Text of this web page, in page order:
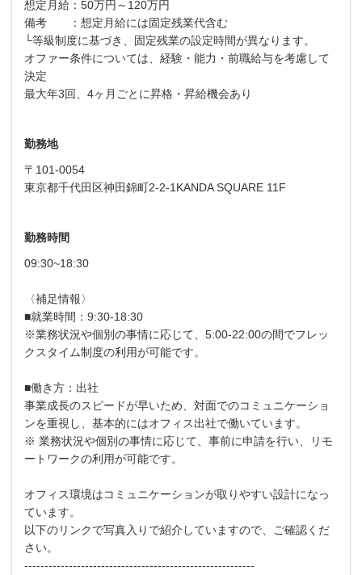
想定月給：50万円～120万円
備考 ：想定月給には固定残業代含む
└等級制度に基づき、固定残業の設定時間が異なります。
オファー条件については、経験・能力・前職給与を考慮して
決定
最大年3回、4ヶ月ごとに昇格・昇給機会あり
勤務地
〒101-0054
東京都千代田区神田錦町2-2-1KANDA SQUARE 11F
勤務時間
09:30~18:30
〈補足情報〉
■就業時間：9:30-18:30
※業務状況や個別の事情に応じて、5:00-22:00の間でフレッ
クスタイム制度の利用が可能です。
■働き方：出社
事業成長のスピードが早いため、対面でのコミュニケーショ
ンを重視し、基本的にはオフィス出社で働いています。
※ 業務状況や個別の事情に応じて、事前に申請を行い、リモ
ートワークの利用が可能です。
オフィス環境はコミュニケーションが取りやすい設計になっ
ています。
以下のリンクで写真入りで紹介していますので、ご確認くだ
さい。
---------------------------------------------------------